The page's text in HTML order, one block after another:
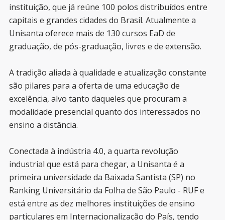
instituição, que já reúne 100 polos distribuídos entre
capitais e grandes cidades do Brasil. Atualmente a
Unisanta oferece mais de 130 cursos EaD de
graduação, de pós-graduação, livres e de extensão.
A tradição aliada à qualidade e atualização constante
são pilares para a oferta de uma educação de
excelência, alvo tanto daqueles que procuram a
modalidade presencial quanto dos interessados no
ensino a distância.
Conectada à indústria 4.0, a quarta revolução
industrial que está para chegar, a Unisanta é a
primeira universidade da Baixada Santista (SP) no
Ranking Universitário da Folha de São Paulo - RUF e
está entre as dez melhores instituições de ensino
particulares em Internacionalização do País, tendo